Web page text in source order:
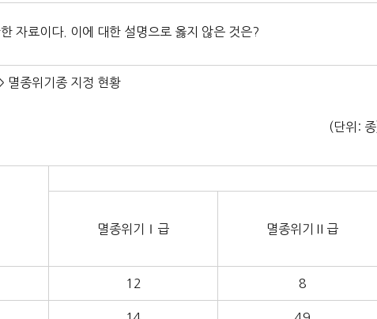
자료이다. 이에 대한 설명으로 옳지 않은 것은?
멸종위기종 지정 현황
(단위:
멸종위기Ⅰ급
멸종위기Ⅱ급
12 8